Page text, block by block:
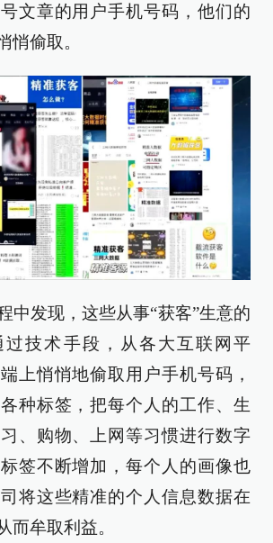
文章的用户手机号码，他们的
悄偷取。
中发现，这些从事“获客”生意的
过技术手段，从各大互联网平
上悄悄地偷取用户手机号码，
种标签，把每个人的工作、生
、购物、上网等习惯进行数字
签不断增加，每个人的画像也
将这些精准的个人信息数据在
而牟取利益。